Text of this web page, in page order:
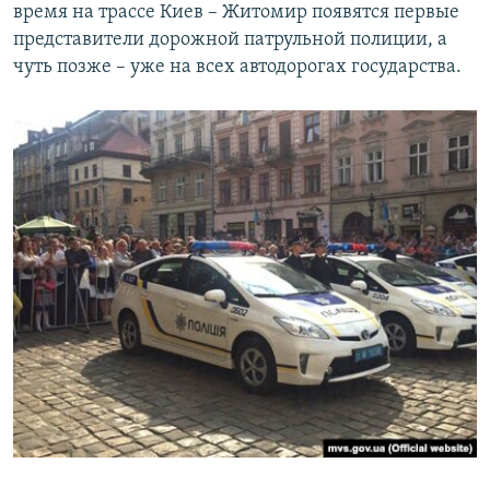
время на трассе Киев – Житомир появятся первые
представители дорожной патрульной полиции, а
чуть позже – уже на всех автодорогах государства.